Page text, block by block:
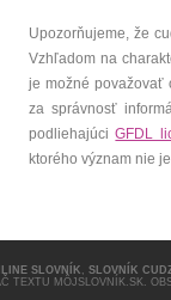
Upozorňujeme, že
Vzhľadom na
je možné považovať
za správnosť
podliehajúciGFDL
ktorého význam nie
SLOVNÍK , SLOVNÍK
TEXTU MÔJSLOVNÍK.SK.